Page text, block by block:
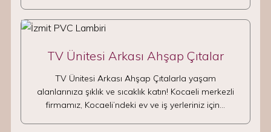
TV Ünitesi Arkası Ahşap Çıtalar
TV Ünitesi Arkası Ahşap Çıtalarla yaşam
alanlarınıza şıklık ve sıcaklık katın! Kocaeli merkezli
firmamız, Kocaeli’ndeki ev ve iş yerleriniz için…